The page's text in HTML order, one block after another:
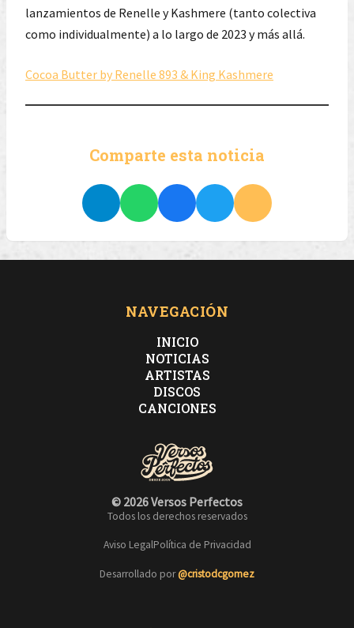
lanzamientos de Renelle y Kashmere (tanto colectiva
como individualmente) a lo largo de 2023 y más allá.
Cocoa Butter by Renelle 893 & King Kashmere
Comparte esta noticia
NAVEGACIÓN
INICIO
NOTICIAS
ARTISTAS
DISCOS
CANCIONES
© 2026 Versos Perfectos
Todos los derechos reservados
Aviso LegalPolítica de Privacidad
Desarrollado por@cristodcgomez